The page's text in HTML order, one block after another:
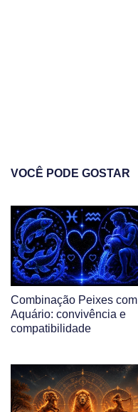
VOCÊ PODE GOSTAR
Combinação Peixes com
Aquário: convivência e
compatibilidade